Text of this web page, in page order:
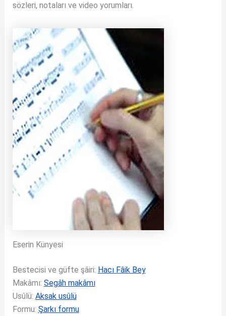
sözleri, notaları ve video yorumları.
Eserin Künyesi
Bestecisi ve güfte şâiri: Hacı Fâik Bey
Makâmı: Segâh makâmı
Usûlü: Aksak usûlü
Formu: Şarkı formu